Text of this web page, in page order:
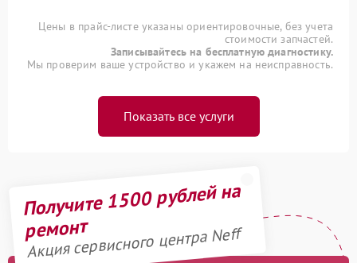
Цены в прайс-листе указаны ориентировочные, без учета
стоимости запчастей.
Записывайтесь на бесплатную диагностику.
Мы проверим ваше устройство и укажем на неисправность.
Показать все услуги
Получите 1500 рублей на
ремонт
Акция сервисного центра Neff